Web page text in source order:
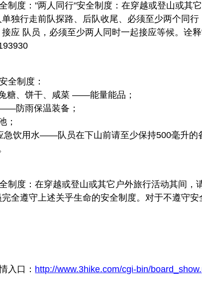
制度："两人同行"安全制度：在穿越或登山或
独行走前队探路、后队收尾、必须至少两个同
应 队员，必须至少两人同时一起接应等候。诠释
全制度：
糖、饼干、咸菜 ——能量能品；
防雨保温装备；
；
急饮用水——队员在下山前请至少保持500毫升的
制度：在穿越或登山或其它户外旅行活动其间
全遵守上述关乎生命的安全制度。对于不遵守
入口： http://www.3hike.com/cgi-bin/